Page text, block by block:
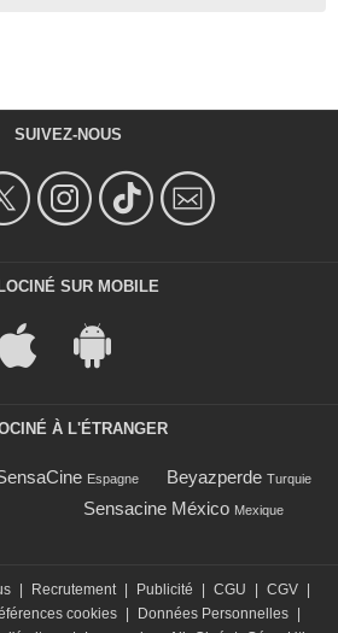
SUIVEZ-NOUS
SUR MOBILE
À L'ÉTRANGER
Espagne Beyazperde Turquie
Sensacine México Mexique
Recrutement Publicité CGU CGV
cookies Données Personnelles